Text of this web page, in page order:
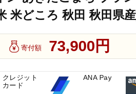
米どころ 秋田 秋田県
寄付額 73,900円
クレジット
カード
ANA Pay